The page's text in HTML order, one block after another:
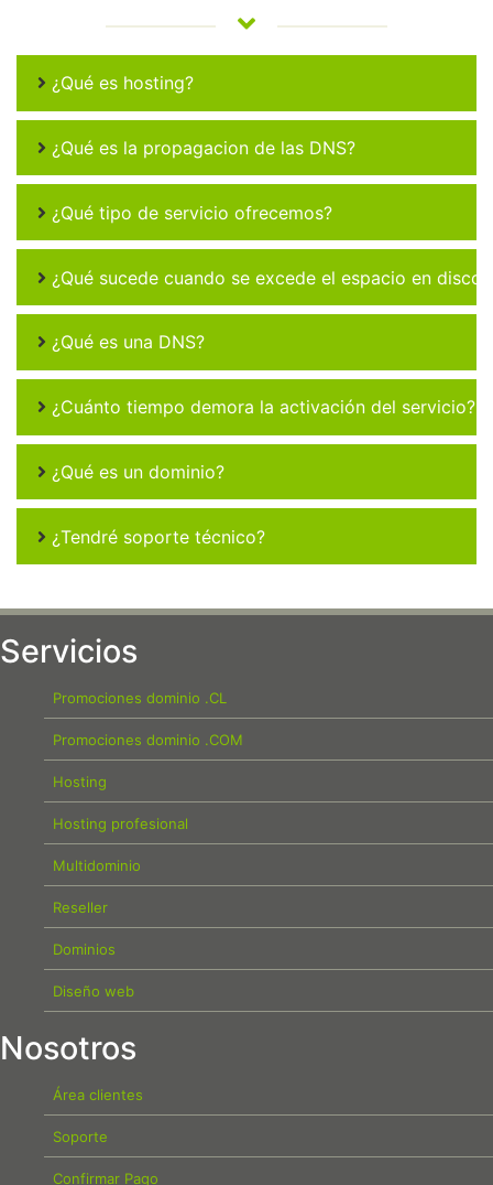
¿Qué es hosting?
¿Qué es la propagacion de las DNS?
¿Qué tipo de servicio ofrecemos?
¿Qué sucede cuando se excede el espacio en disco
¿Qué es una DNS?
¿Cuánto tiempo demora la activación del servicio?
¿Qué es un dominio?
¿Tendré soporte técnico?
Servicios
Promociones dominio .CL
Promociones dominio .COM
Hosting
Hosting profesional
Multidominio
Reseller
Dominios
Diseño web
Nosotros
Área clientes
Soporte
Confirmar Pago